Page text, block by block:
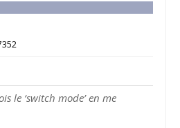
le ‘switch mode’ en me